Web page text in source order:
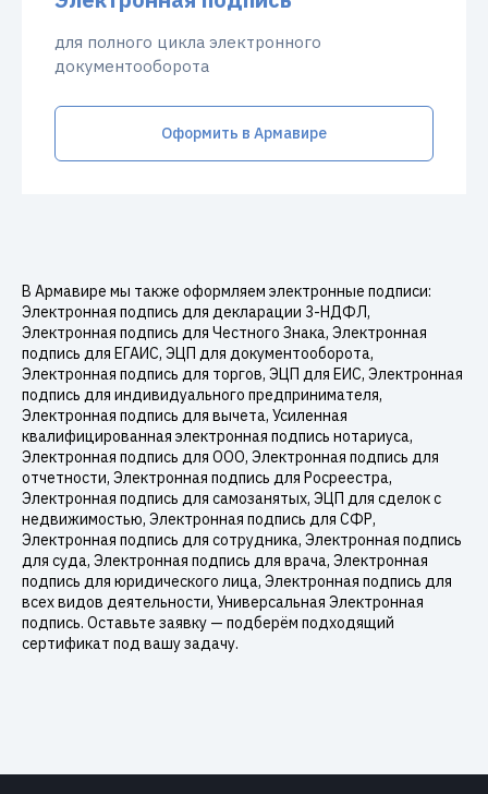
для полного цикла электронного
документооборота
Оформить в Армавире
В Армавире мы также оформляем электронные подписи:
Электронная подпись для декларации 3-НДФЛ,
Электронная подпись для Честного Знака, Электронная
подпись для ЕГАИС, ЭЦП для документооборота,
Электронная подпись для торгов, ЭЦП для ЕИС, Электронная
подпись для индивидуального предпринимателя,
Электронная подпись для вычета, Усиленная
квалифицированная электронная подпись нотариуса,
Электронная подпись для ООО, Электронная подпись для
отчетности, Электронная подпись для Росреестра,
Электронная подпись для самозанятых, ЭЦП для сделок с
недвижимостью, Электронная подпись для СФР,
Электронная подпись для сотрудника, Электронная подпись
для суда, Электронная подпись для врача, Электронная
подпись для юридического лица, Электронная подпись для
всех видов деятельности, Универсальная Электронная
подпись. Оставьте заявку — подберём подходящий
сертификат под вашу задачу.